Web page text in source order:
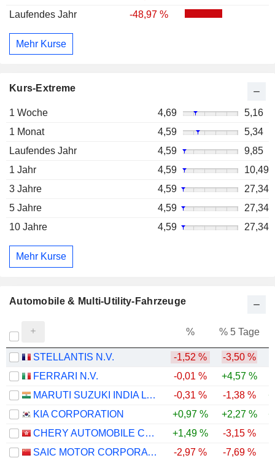
Laufendes Jahr
-48,97 %
Mehr Kurse
Kurs-Extreme
1 Woche 4,69
5,16
1 Monat
4,59
5,34
Laufendes Jahr
4,59
9,85
1 Jahr
4,59
10,49
3 Jahre
4,59
27,34
5 Jahre
4,59
27,34
10 Jahre
4,59 27,34
Mehr Kurse
Automobile & Multi-Utility-Fahrzeuge
% % 5 Tage
STELLANTIS N.V. -1,52 %
-3,50 %
FERRARI N.V.
-0,01 % +4,57 %
MARUTI SUZUKI INDIA LTD
-0,31 % -1,38 %
KIA CORPORATION
+0,97 % +2,27 %
CHERY AUTOMOBILE CO., LTD.
+1,49 %
-3,15 %
SAIC MOTOR CORPORATION LIMITED
-2,97 % -7,69 %